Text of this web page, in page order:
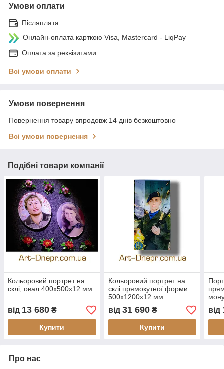
Умови оплати
Післяплата
Онлайн-оплата карткою Visa, Mastercard - LiqPay
Оплата за реквізитами
Всі умови оплати
Умови повернення
Повернення товару впродовж 14 днів безкоштовно
Всі умови повернення
Подібні товари компанії
Кольоровий портрет на
склі, овал 400х500х12 мм
від 13 680 ₴
Купити
Кольоровий портрет на
склі прямокутної форми
500х1200х12 мм
від 31 690₴
Купити
мм
від
Про нас